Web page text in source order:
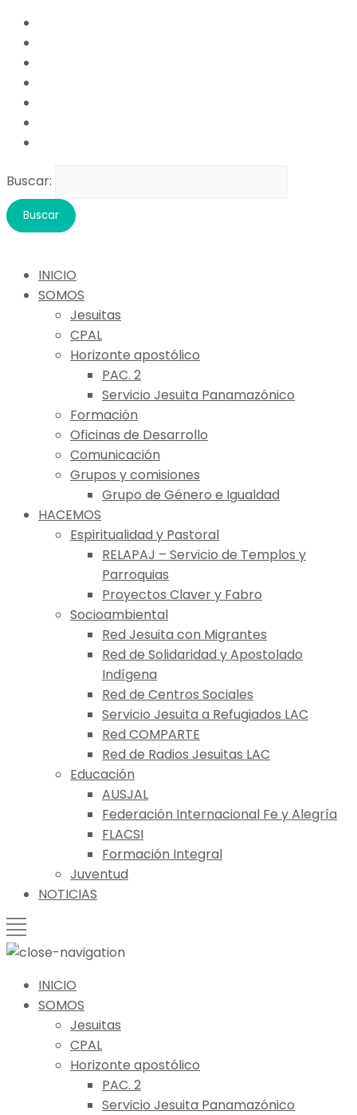
Buscar:
INICIO
SOMOS
Jesuitas
CPAL
Horizonte apostólico
PAC. 2
Servicio Jesuita Panamazónico
Formación
Oficinas de Desarrollo
Comunicación
Grupos y comisiones
Grupo de Género e Igualdad
HACEMOS
Espiritualidad y Pastoral
RELAPAJ – Servicio de Templos y
Parroquias
Proyectos Claver y Fabro
Socioambiental
Red Jesuita con Migrantes
Red de Solidaridad y Apostolado
Indígena
Red de Centros Sociales
Servicio Jesuita a Refugiados LAC
Red COMPARTE
Red de Radios Jesuitas LAC
Educación
AUSJAL
Federación Internacional Fe y Alegría
FLACSI
Formación Integral
Juventud
NOTICIAS
INICIO
SOMOS
Jesuitas
CPAL
Horizonte apostólico
PAC. 2
Servicio Jesuita Panamazónico